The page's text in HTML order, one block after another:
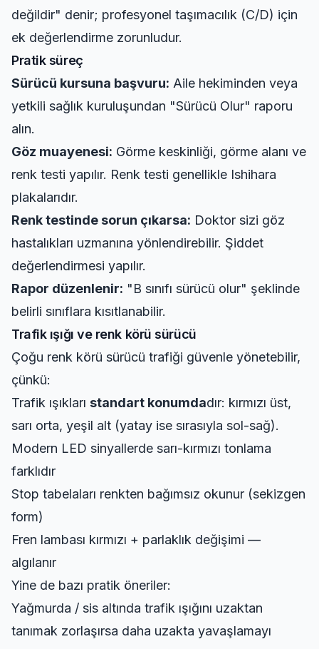
değildir" denir; profesyonel taşımacılık (C/D) için
ek değerlendirme zorunludur.
Pratik süreç
Sürücü kursuna başvuru: Aile hekiminden veya
yetkili sağlık kuruluşundan "Sürücü Olur" raporu
alın.
Göz muayenesi: Görme keskinliği, görme alanı ve
renk testi yapılır. Renk testi genellikle Ishihara
plakalarıdır.
Renk testinde sorun çıkarsa: Doktor sizi göz
hastalıkları uzmanına yönlendirebilir. Şiddet
değerlendirmesi yapılır.
Rapor düzenlenir: "B sınıfı sürücü olur" şeklinde
belirli sınıflara kısıtlanabilir.
Trafik ışığı ve renk körü sürücü
Çoğu renk körü sürücü trafiği güvenle yönetebilir,
çünkü:
Trafik ışıkları standart konumdadır: kırmızı üst,
sarı orta, yeşil alt (yatay ise sırasıyla sol-sağ).
Modern LED sinyallerde sarı-kırmızı tonlama
farklıdır
Stop tabelaları renkten bağımsız okunur (sekizgen
form)
Fren lambası kırmızı + parlaklık değişimi —
algılanır
Yine de bazı pratik öneriler:
Yağmurda / sis altında trafik ışığını uzaktan
tanımak zorlaşırsa daha uzakta yavaşlamayı